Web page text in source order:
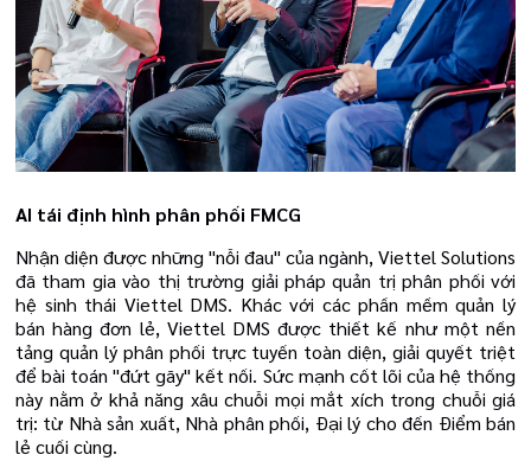
AI tái định hình phân phối FMCG
Nhận diện được những "nỗi đau" của ngành, Viettel Solutions
đã tham gia vào thị trường giải pháp quản trị phân phối với
hệ sinh thái Viettel DMS. Khác với các phần mềm quản lý
bán hàng đơn lẻ, Viettel DMS được thiết kế như một nền
tảng quản lý phân phối trực tuyến toàn diện, giải quyết triệt
để bài toán "đứt gãy" kết nối. Sức mạnh cốt lõi của hệ thống
này nằm ở khả năng xâu chuỗi mọi mắt xích trong chuỗi giá
trị: từ Nhà sản xuất, Nhà phân phối, Đại lý cho đến Điểm bán
lẻ cuối cùng.